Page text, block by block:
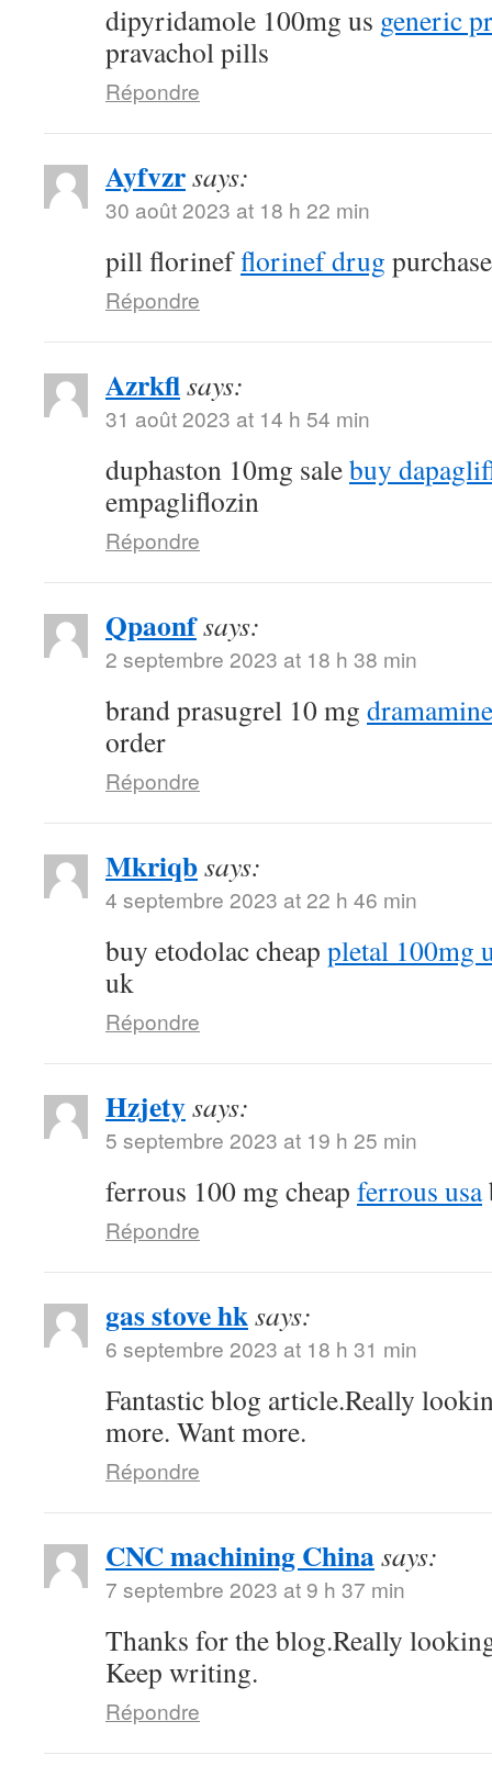
dipyridamole 100mg us generic
pravachol pills
Répondre
Ayfvzrsays:
30 août 2023 at 18 h 22 min
pill florinefflorinef drug
Répondre
Azrkflsays:
31 août 2023 at 14 h 54 min
duphaston 10mg salebuy
empagliflozin
Répondre
Qpaonfsays:
2 septembre 2023 at 18 h 38 min
brand prasugrel 10 mg
order
Répondre
Mkriqbsays:
4 septembre 2023 at 22 h 46 min
buy etodolac cheap pletal 100mg
uk
Répondre
Hzjetysays:
5 septembre 2023 at 19 h 25 min
ferrous 100 mg cheap ferrous usa
Répondre
gas stove hksays:
6 septembre 2023 at 18 h 31 min
Fantastic blog article.Really
more. Want more.
Répondre
CNC machining Chinasays:
7 septembre 2023 at 9 h 37 min
Thanks for the blog.Really
Keep writing.
Répondre